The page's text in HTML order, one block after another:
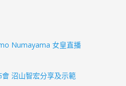
Numayama 女皇直播
沼山智宏分享及示範